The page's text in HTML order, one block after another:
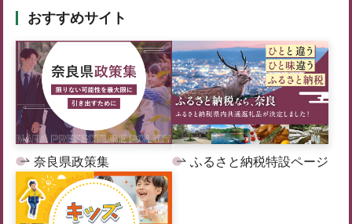
おすすめサイト
奈良県政策集 ふるさと納税特設ページ